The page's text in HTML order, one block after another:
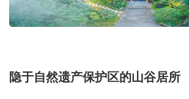
隐于自然遗产保护区的山谷居所